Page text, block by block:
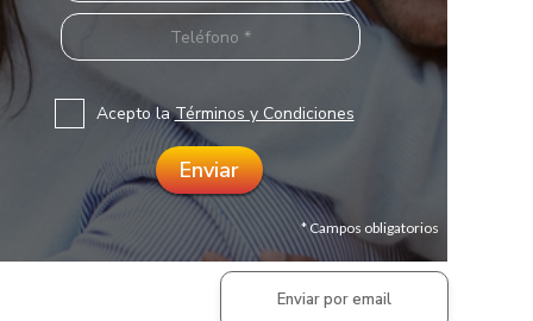
Acepto laTérminos y Condiciones
* Campos obligatorios
Enviar por email